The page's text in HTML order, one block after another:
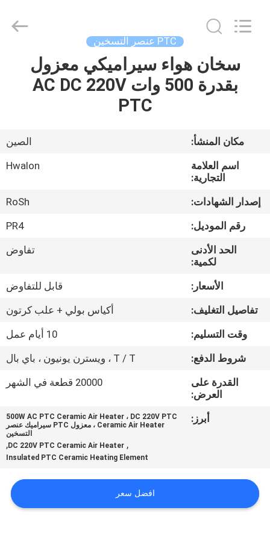
معلومات
جولة
المصنع
مراقبة
الجودة
اتصل
خريطة
الموقع
PTC عنصر التسخين
سخان هواء سيراميكي معزول
بقدرة 500 وات AC DC 220V
PTC
مكان المنشأ:
الصين
اسم العلامة
التجارية:
Hwalon
إصدار الشهادات:
RoSh
رقم الموديل:
PR4
الحد الأدنى
لكمية:
تفاوض
الأسعار:
قابل للتفاوض
تفاصيل التغليف:
أكياس بولي + علب كرتون
وقت التسليم:
10 أيام عمل
شروط الدفع:
T / T ، ويسترن يونيون ، باي بال
القدرة على
العرض:
20000 قطعة في الشهر
أبرز:
500W AC PTC Ceramic Air Heater ، DC 220V PTC
Ceramic Air Heater ، معزول PTC سيراميك عنصر
التسخين
,
DC 220V PTC Ceramic Air Heater
,
Insulated PTC Ceramic Heating Element
افضل سعر